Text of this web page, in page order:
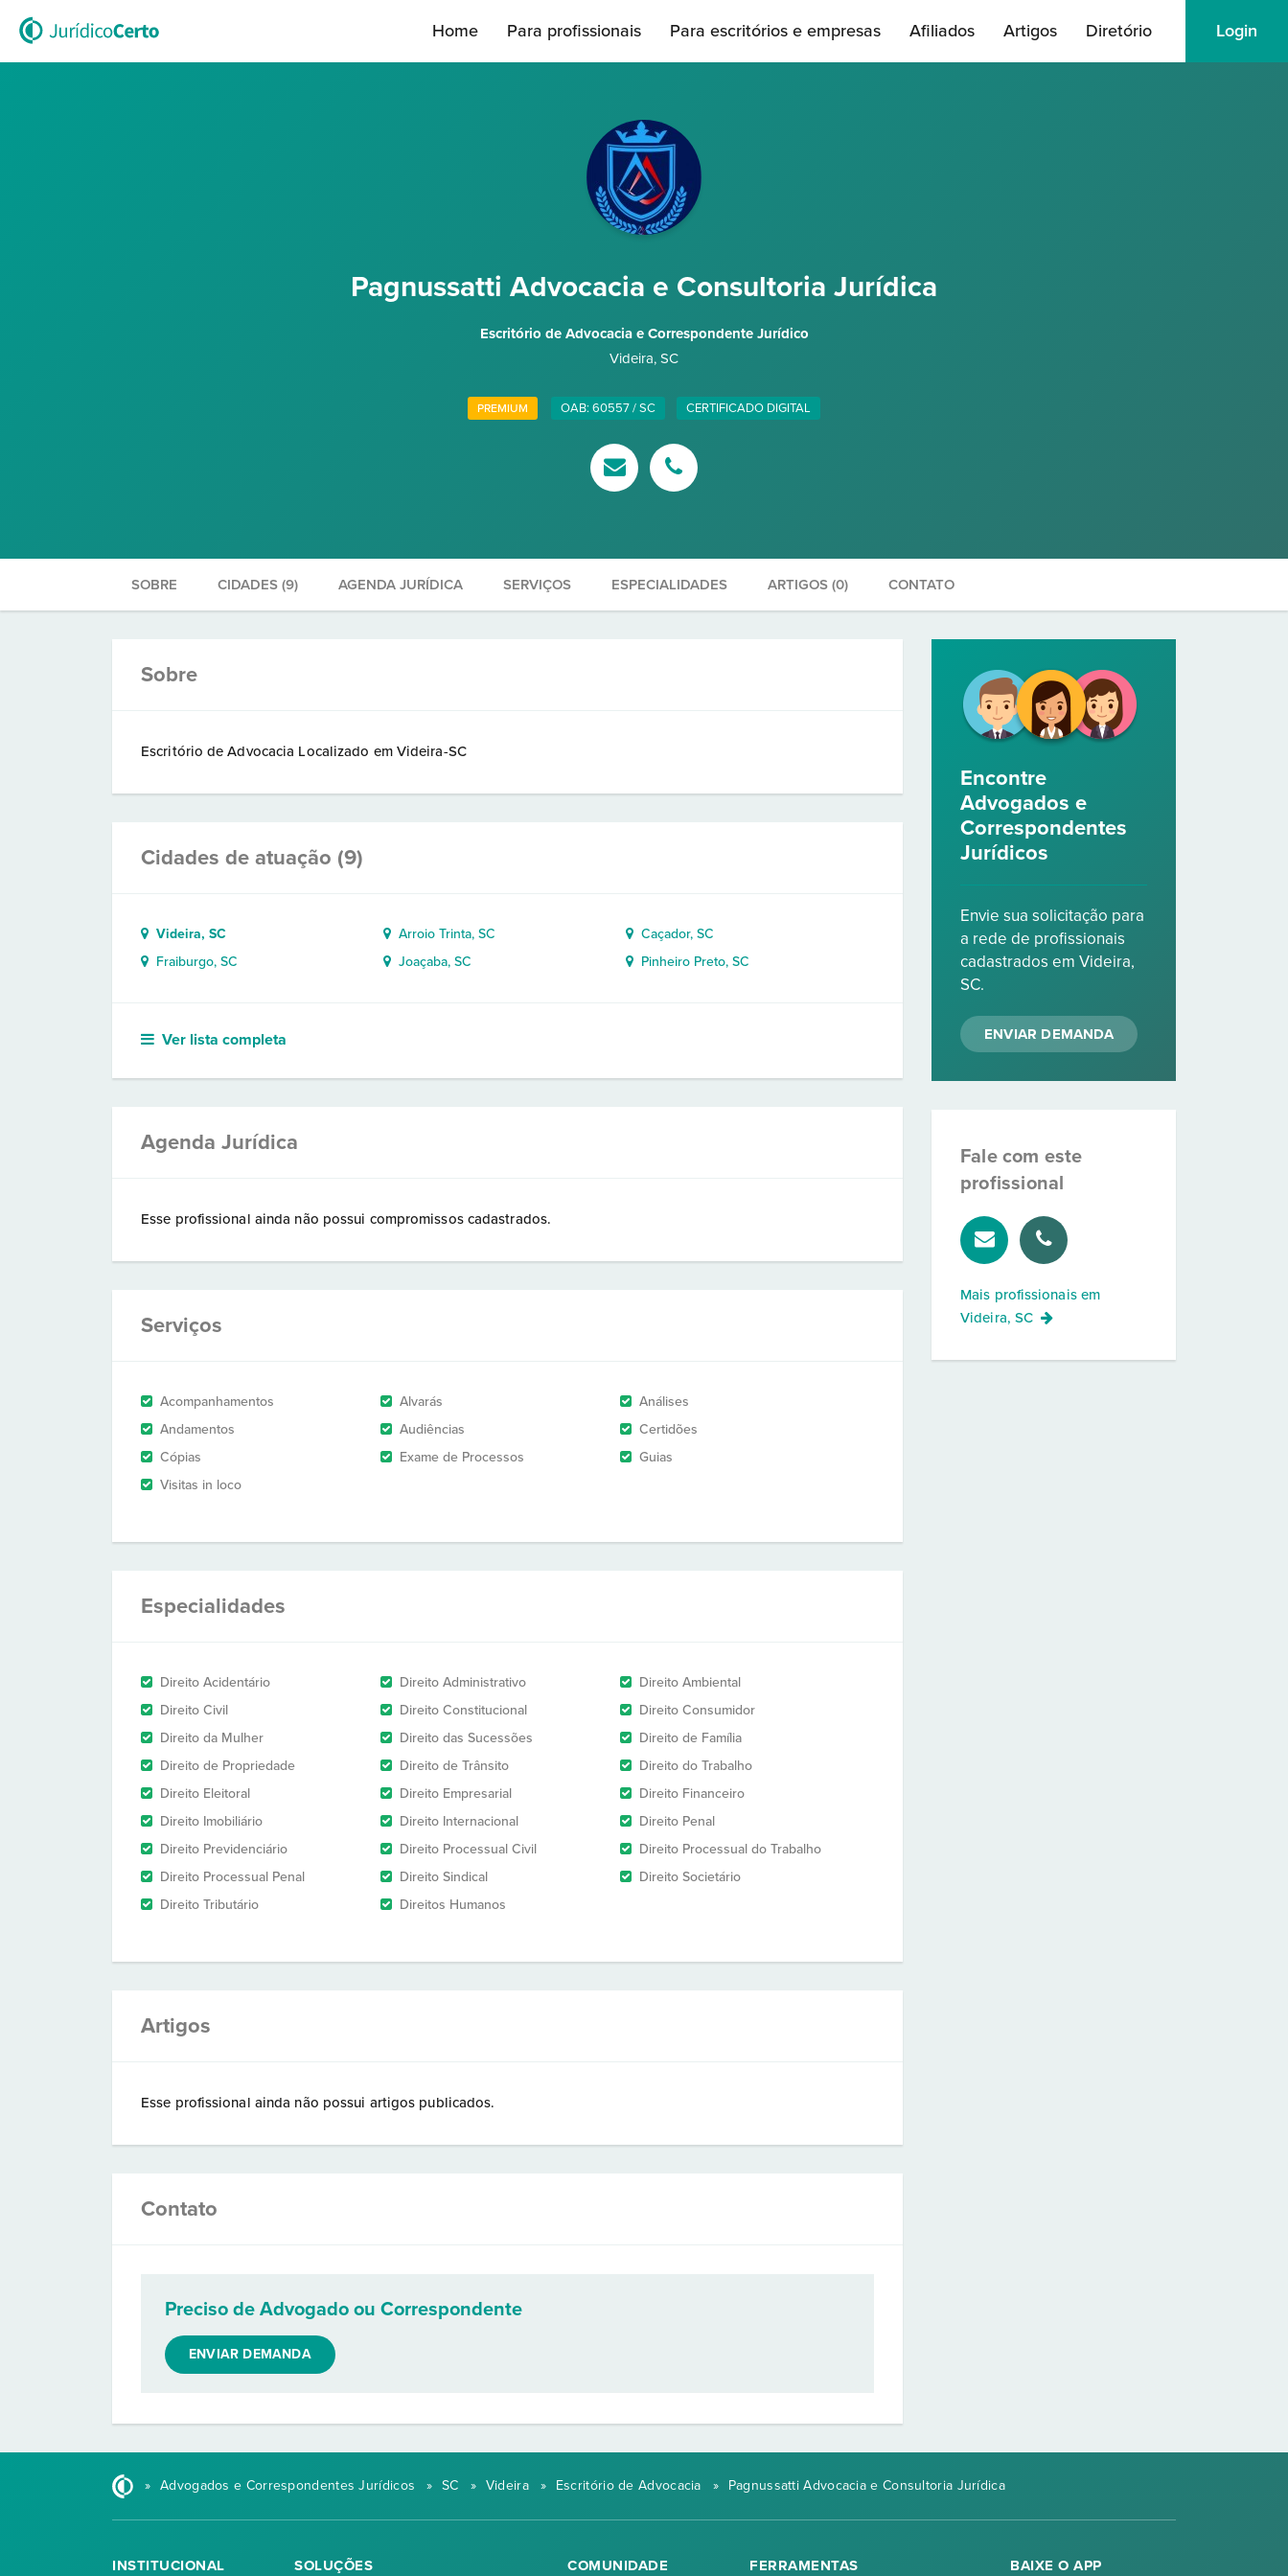
Home Para profissionais Para escritórios e empresas Afiliados Artigos Diretório Login
Pagnussatti Advocacia e Consultoria Jurídica
Escritório de Advocacia e Correspondente Jurídico
Videira, SC
PREMIUM OAB: 60557 / SC CERTIFICADO DIGITAL
SOBRE CIDADES (9) AGENDA JURÍDICA SERVIÇOS ESPECIALIDADES ARTIGOS (0) CONTATO
Sobre
Escritório de Advocacia Localizado em Videira-SC
Cidades de atuação (9)
Videira, SC Arroio Trinta, SC
Caçador, SC
Fraiburgo, SC
Joaçaba, SC Pinheiro Preto, SC
Ver lista completa
Agenda Jurídica
Esse profissional ainda não possui compromissos cadastrados.
Serviços
Acompanhamentos Alvarás
Análises
Andamentos
Audiências
Certidões
Cópias
Exame de Processos
Guias
Visitas in loco
Especialidades
Direito Acidentário Direito Administrativo
Direito Ambiental
Direito Civil
Direito Constitucional
Direito Consumidor
Direito da Mulher
Direito das Sucessões
Direito de Família
Direito de Propriedade
Direito de Trânsito
Direito do Trabalho
Direito Eleitoral
Direito Empresarial
Direito Financeiro
Direito Imobiliário
Direito Internacional
Direito Penal
Direito Previdenciário
Direito Processual Civil
Direito Processual do Trabalho
Direito Processual Penal
Direito Sindical
Direito Societário
Direito Tributário
Direitos Humanos
Artigos
Esse profissional ainda não possui artigos publicados.
Contato
Preciso de Advogado ou Correspondente
ENVIAR DEMANDA
Encontre
Advogados e
Correspondentes
Jurídicos
Envie sua solicitação para
a rede de profissionais
cadastrados em Videira,
SC.
ENVIAR DEMANDA
Fale com este
profissional
Mais profissionais em
Videira, SC
» Advogados e Correspondentes Jurídicos » SC » Videira » Escritório de Advocacia » Pagnussatti Advocacia e Consultoria Jurídica
INSTITUCIONAL SOLUÇÕES COMUNIDADE FERRAMENTAS BAIXE O APP